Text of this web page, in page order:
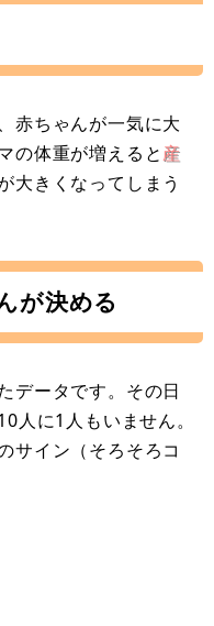
赤ちゃんが一気に大
の体重が増えると産
大きくなってしまう
が決める
データです。その日
人に1人もいません。
サイン（そろそろコ